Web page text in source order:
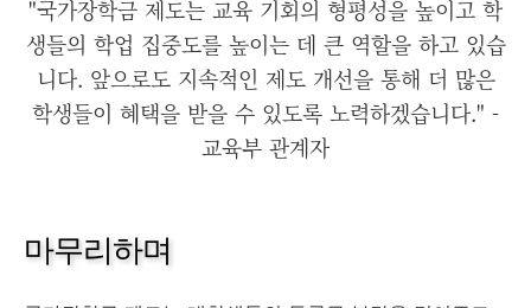
"국가장학금 제도는 교육 기회의 형평성을 높이고 학
생들의 학업 집중도를 높이는 데 큰 역할을 하고 있습
니다. 앞으로도 지속적인 제도 개선을 통해 더 많은
학생들이 혜택을 받을 수 있도록 노력하겠습니다." -
교육부 관계자
마무리하며